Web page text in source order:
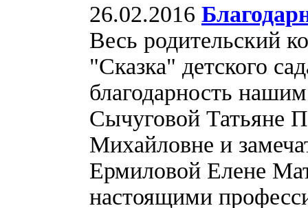
26.02.2016
Весь родительский
"Сказка" детского
благодарность
Сычуговой Татьяне
Михайловне и
Ермиловой Елене
настоящими